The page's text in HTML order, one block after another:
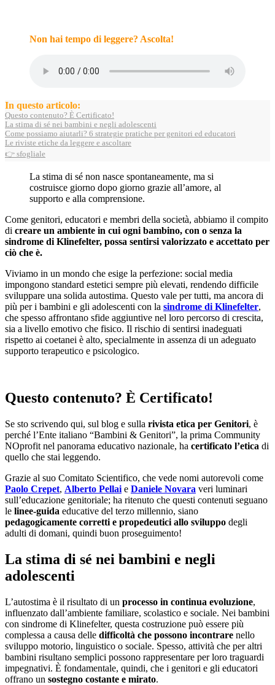
Non hai tempo di leggere? Ascolta!
In questo articolo:
Questo contenuto? È Certificato!
La stima di sé nei bambini e negli adolescenti
Come possiamo aiutarli? 6 strategie pratiche per genitori ed educatori
Le riviste etiche da leggere e ascoltare
👉 sfogliale
La stima di sé non nasce spontaneamente, ma si
costruisce giorno dopo giorno grazie all’amore, al
supporto e alla comprensione.
Come genitori, educatori e membri della società, abbiamo il compito
di creare un ambiente in cui ogni bambino, con o senza la
sindrome di Klinefelter, possa sentirsi valorizzato e accettato per
ciò che è.
Viviamo in un mondo che esige la perfezione: social media
impongono standard estetici sempre più elevati, rendendo difficile
sviluppare una solida autostima. Questo vale per tutti, ma ancora di
più per i bambini e gli adolescenti con la sindrome di Klinefelter,
che spesso affrontano sfide aggiuntive nel loro percorso di crescita,
sia a livello emotivo che fisico. Il rischio di sentirsi inadeguati
rispetto ai coetanei è alto, specialmente in assenza di un adeguato
supporto terapeutico e psicologico.
Questo contenuto? È Certificato!
Se sto scrivendo qui, sul blog e sulla rivista etica per Genitori, è
perché l’Ente italiano “Bambini & Genitori”, la prima Community
NOprofit nel panorama educativo nazionale, ha certificato l’etica di
quello che stai leggendo.
Grazie al suo Comitato Scientifico, che vede nomi autorevoli come
Paolo Crepet, Alberto Pellai e Daniele Novara veri luminari
sull’educazione genitoriale; ha ritenuto che questi contenuti seguano
le linee-guida educative del terzo millennio, siano
pedagogicamente corretti e propedeutici allo sviluppo degli
adulti di domani, quindi buon proseguimento!
La stima di sé nei bambini e negli
adolescenti
L’autostima è il risultato di un processo in continua evoluzione,
influenzato dall’ambiente familiare, scolastico e sociale. Nei bambini
con sindrome di Klinefelter, questa costruzione può essere più
complessa a causa delle difficoltà che possono incontrare nello
sviluppo motorio, linguistico o sociale. Spesso, attività che per altri
bambini risultano semplici possono rappresentare per loro traguardi
impegnativi. È fondamentale, quindi, che i genitori e gli educatori
offrano un sostegno costante e mirato.